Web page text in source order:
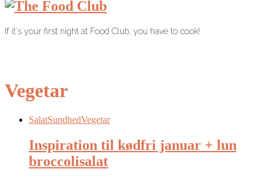
If it's your first night at Food Club, you have to cook!
Vegetar
SalatSundhedVegetar
Inspiration til kødfri januar + lun
broccolisalat